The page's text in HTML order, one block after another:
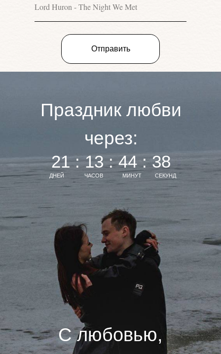
Отправить
МИНУТ
ЧАСОВ
ДНЕЙ СЕКУНД
21 : 13 : 44 : 37
С любовью,
Праздник любви
через: